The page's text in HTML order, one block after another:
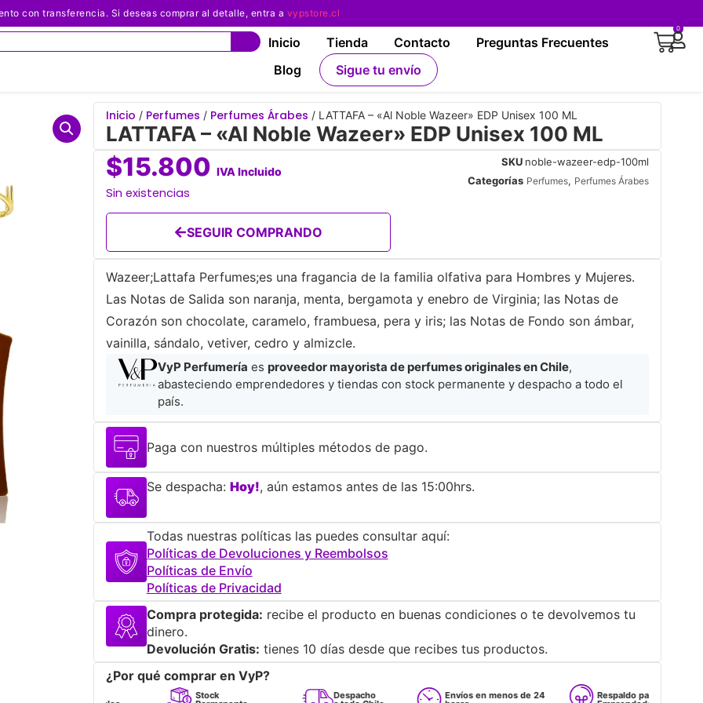
con transferencia. Si deseas comprar al detalle, entra a vypstore.cl
Inicio Tienda Contacto
Preguntas Frecuentes
Blog
Sigue tu envío
0
Inicio / Perfumes / Perfumes Árabes / LATTAFA – «Al Noble Wazeer» EDP Unisex 100 ML
LATTAFA – «Al Noble Wazeer» EDP Unisex 100 ML
$15.800 IVA Incluido
Sin existencias
SEGUIR COMPRANDO
SKU noble-wazeer-edp-100ml
Categorías Perfumes, Perfumes Árabes
Wazeer;Lattafa Perfumes;es una fragancia de la familia olfativa para Hombres y Mujeres.
Las Notas de Salida son naranja, menta, bergamota y enebro de Virginia; las Notas de
Corazón son chocolate, caramelo, frambuesa, pera y iris; las Notas de Fondo son ámbar,
vainilla, sándalo, vetiver, cedro y almizcle.​
VyP Perfumería es proveedor mayorista de perfumes originales en Chile,
abasteciendo emprendedores y tiendas con stock permanente y despacho a todo el
país.
Paga con nuestros múltiples métodos de pago.
Se despacha: Hoy!, aún estamos antes de las 15:00hrs.
Todas nuestras políticas las puedes consultar aquí:
Políticas de Devoluciones y Reembolsos
Políticas de Envío
Políticas de Privacidad
Compra protegida: recibe el producto en buenas condiciones o te devolvemos tu
dinero.
Devolución Gratis: tienes 10 días desde que recibes tus productos.
¿Por qué comprar en VyP?
Stock Despacho Envíos en menos de 24 Respaldo para